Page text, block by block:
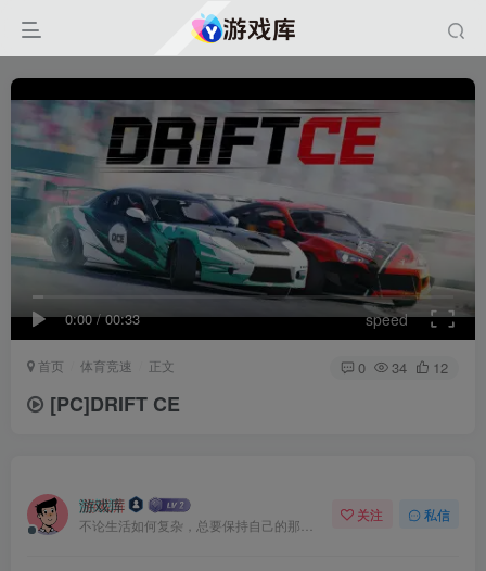
0:00/00:33 speed
首页 体育竞速 正文 0 34 12
[PC]DRIFT CE
游戏库 关注 私信